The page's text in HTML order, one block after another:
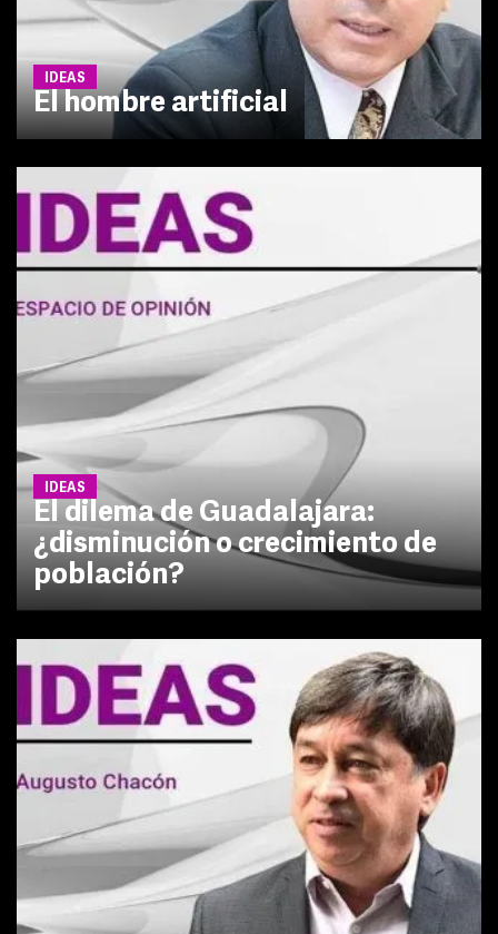
IDEAS
El hombre artificial
IDEAS
El dilema de Guadalajara:
¿disminución o crecimiento de
población?